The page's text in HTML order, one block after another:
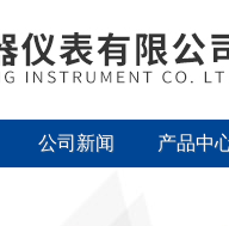
公司新闻 产品中